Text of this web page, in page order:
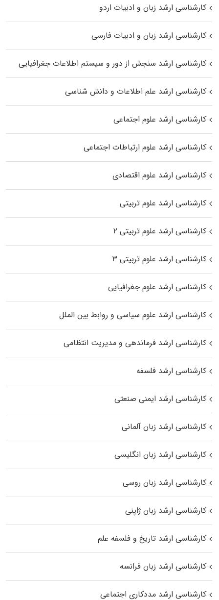
کارشناسی ارشد زبان و ادبیات اردو
کارشناسی ارشد زبان و ادبیات فارسی
کارشناسی ارشد سنجش از دور و سیستم اطلاعات جغرافیایی
کارشناسی ارشد علم اطلاعات و دانش شناسی
کارشناسی ارشد علوم اجتماعی
کارشناسی ارشد علوم ارتباطات اجتماعی
کارشناسی ارشد علوم اقتصادی
کارشناسی ارشد علوم تربیتی
کارشناسی ارشد علوم تربیتی ۲
کارشناسی ارشد علوم تربیتی ۳
کارشناسی ارشد علوم جغرافیایی
کارشناسی ارشد علوم سیاسی و روابط بین الملل
کارشناسی ارشد فرماندهی و مدیریت انتظامی
کارشناسی ارشد فلسفه
کارشناسی ارشد ایمنی صنعتی
کارشناسی ارشد زبان آلمانی
کارشناسی ارشد زبان انگلیسی
کارشناسی ارشد زبان روسی
کارشناسی ارشد زبان ژاپنی
کارشناسی ارشد تاریخ و فلسفه علم
کارشناسی ارشد زبان فرانسه
کارشناسی ارشد مددکاری اجتماعی